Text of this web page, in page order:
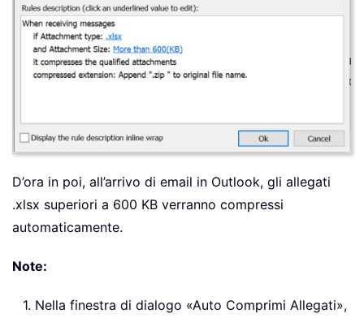
D’ora in poi, all’arrivo di email in Outlook, gli allegati
.xlsx superiori a 600 KB verranno compressi
automaticamente.
Note:
1. Nella finestra di dialogo «Auto Comprimi Allegati»,